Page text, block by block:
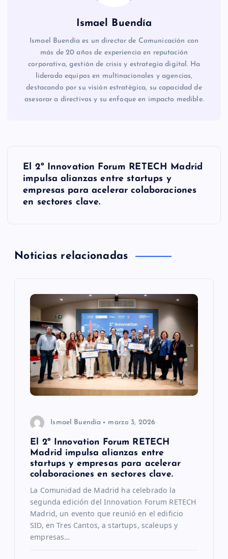
Ismael Buendía
Ismael Buendía es un director de Comunicación con
más de 20 años de experiencia en reputación
corporativa, gestión de crisis y estrategia digital. Ha
liderado equipos en multinacionales y agencias,
destacando por su visión estratégica, su capacidad de
asesorar a directivos y su enfoque en impacto medible.
N
g
El 2º Innovation Forum RETECH Madrid
impulsa alianzas entre startups y
empresas para acelerar colaboraciones
en sectores clave.
Noticias relacionadas
Ismael Buendía marzo 3, 2026
El 2º Innovation Forum RETECH
Madrid impulsa alianzas entre
startups y empresas para acelerar
colaboraciones en sectores clave.
La Comunidad de Madrid ha celebrado la
segunda edición del Innovation Forum RETECH
Madrid, un evento que reunió en el edificio
SID, en Tres Cantos, a startups, scaleups y
empresas…